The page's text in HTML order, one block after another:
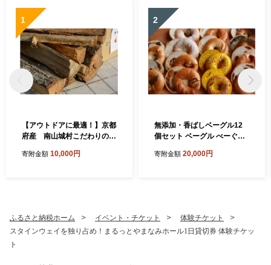
1
【アウトドアに最適！】京都
府産 南山城村こだわりの薪
kg
寄附金額 10,000円
2
無添加・香ばしベーグル12
個セット ベーグル べーぐる
ター不使用 朝食 おやつ
寄附金額 20,000円
ふるさと納税ホーム イベント・チケット
体験チケット
スタインウェイを独り占め！まるっとやまなみホール1日貸切券 体験チケッ
ト